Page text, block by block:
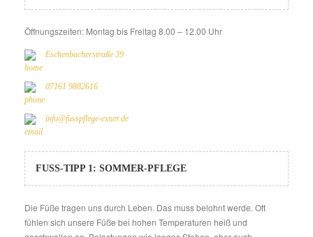
Öffnungszeiten: Montag bis Freitag 8.00 – 12.00 Uhr
Eschenbacherstraße 39
07161 9882616
info@fusspflege-exner.de
FUSS-TIPP 1: SOMMER-PFLEGE
Die Füße tragen uns durch Leben. Das muss belohnt werde. Oft
fühlen sich unsere Füße bei hohen Temperaturen heiß und